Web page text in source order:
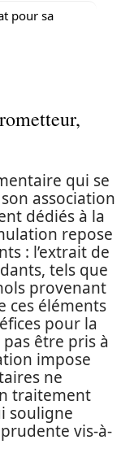
pour sa
qui se
association
dédiés à la
repose
: l’extrait de
tels que
provenant
ces éléments
pour la
être pris à
impose
ne
traitement
souligne
vis-à-